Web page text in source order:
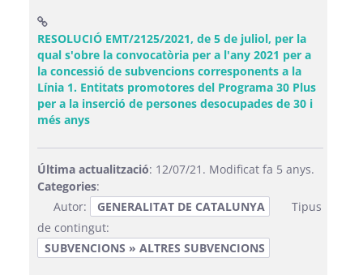
RESOLUCIÓ EMT/2125/2021, de 5 de juliol, per la
qual s'obre la convocatòria per a l'any 2021 per a
la concessió de subvencions corresponents a la
Línia 1. Entitats promotores del Programa 30 Plus
per a la inserció de persones desocupades de 30 i
més anys(Obre una finestra nova)
Última actualització: 12/07/21. Modificat fa 5 anys.
Categories:
Autor:
GENERALITAT DE CATALUNYA
Tipus
de contingut:
SUBVENCIONS » ALTRES SUBVENCIONS